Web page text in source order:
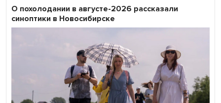
О похолодании в августе-2026 рассказали
синоптики в Новосибирске